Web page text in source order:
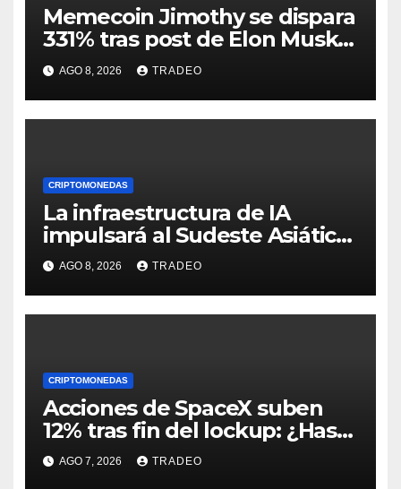
Memecoin Jimothy se dispara
331% tras post de Elon Musk
sobre un mapache
AGO 8, 2026 TRADEO
CRIPTOMONEDAS
La infraestructura de IA
impulsará al Sudeste Asiático,
destaca United Overseas
Bank
AGO 8, 2026 TRADEO
CRIPTOMONEDAS
Acciones de SpaceX suben
12% tras fin del lockup: ¿Hasta
dónde podrían llegar en
agosto?
AGO 7, 2026 TRADEO